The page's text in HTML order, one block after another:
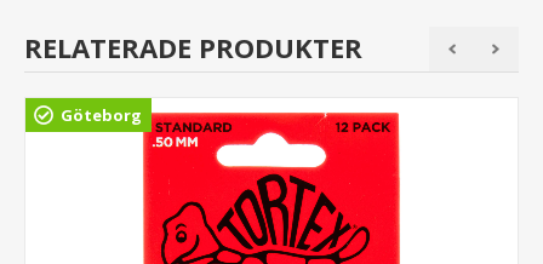
RELATERADE PRODUKTER
Göteborg